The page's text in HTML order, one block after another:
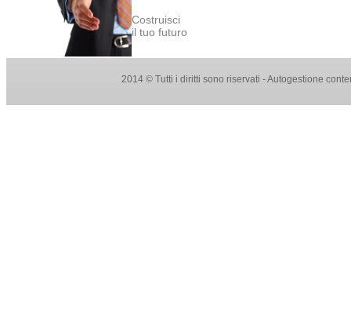
Costruisci
il tuo futuro
2014 © Tutti i diritti sono riservati - Autogestione